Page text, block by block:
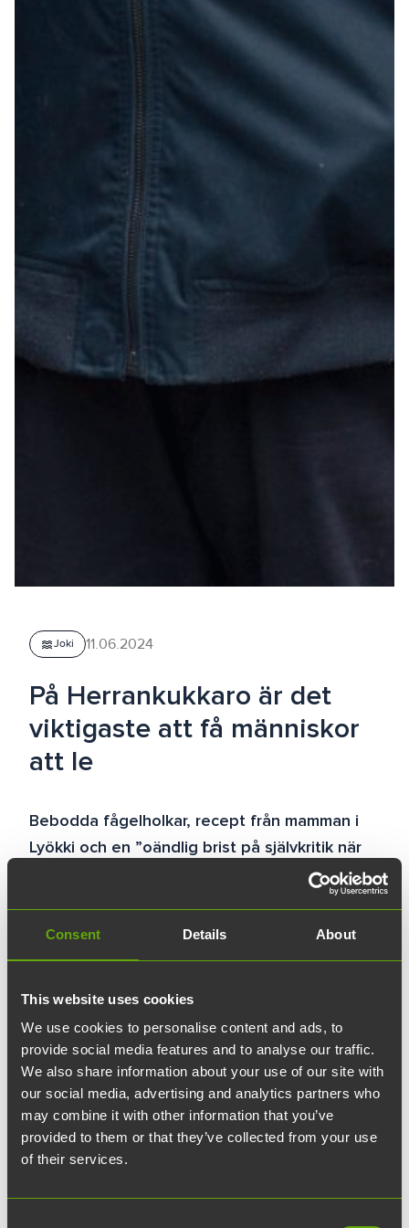
Consent Details About
This website uses cookies
We use cookies to personalise content and ads, to
provide social media features and to analyse our traffic.
We also share information about your use of our site with
our social media, advertising and analytics partners who
may combine it with other information that you’ve
provided to them or that they’ve collected from your use
of their services.
wavesJoki 11.06.2024
På Herrankukkaro är det
viktigaste att få människor
att le
Bebodda fågelholkar, recept från mamman i
Lyökki och en ”oändlig brist på självkritik när
det gäller byggande” gör Herrankukkaro i
Rimito till vad det är – annorlunda. Den unika
platsen drivs av far och son, Pentti-Oskari och
Vinkelhake, vattenpass och arkitekter är
förbjudna här, skrattar turismföretagaren Pentti-
Oskari Kangas. Han viftar med handen i en vid
båge som sveper över Herrankukkaros gamla
fiskeläge. Herrankukkaro, beläget i Åbolands
skärgård, har fungerat som en mötes- och